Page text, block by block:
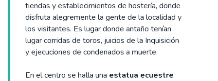
tiendas y establecimientos de hostería, donde
disfruta alegremente la gente de la localidad y
los visitantes. Es lugar donde antaño tenían
lugar corridas de toros, juicios de la Inquisición
y ejecuciones de condenados a muerte.
En el centro se halla una estatua ecuestre